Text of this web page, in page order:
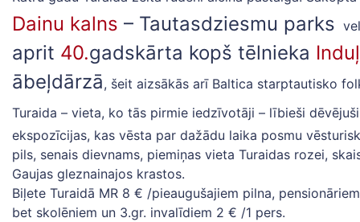
Dainu kalns – Tautasdziesmu parks
aprit 40.gadskārta kopš tēlnieka
ābeļdārzā, šeit aizsākās arī Baltica starptautisko
Turaida – vieta, ko tās pirmie iedzīvotāji – lībieši
ekspozīcijas, kas vēsta par dažādu laika posmu
pils, senais dievnams, piemiņas vieta Turaidas rozei,
Gaujas gleznainajos krastos.
Biļete Turaidā MR 8 € /pieaugušajiem pilna,
bet skolēniem un 3.gr. invalīdiem 2 € /1 pers.